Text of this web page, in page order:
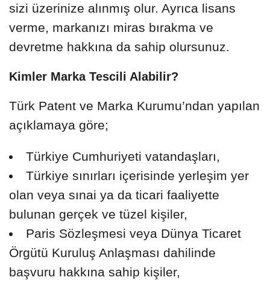
sizi üzerinize alınmış olur. Ayrıca lisans
verme, markanızı miras bırakma ve
devretme hakkına da sahip olursunuz.
Kimler Marka Tescili Alabilir?
Türk Patent ve Marka Kurumu’ndan yapılan
açıklamaya göre;
Türkiye Cumhuriyeti vatandaşları,
Türkiye sınırları içerisinde yerleşim yer
olan veya sınai ya da ticari faaliyette
bulunan gerçek ve tüzel kişiler,
Paris Sözleşmesi veya Dünya Ticaret
Örgütü Kuruluş Anlaşması dahilinde
başvuru hakkına sahip kişiler,